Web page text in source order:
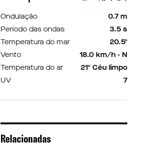
Ondulação
0.7 m
Período das ondas
3.5 s
Temperatura do mar
20.5º
Vento
18.0 km/h - N
Temperatura do ar
21º Céu limpo
UV
7
Relacionadas